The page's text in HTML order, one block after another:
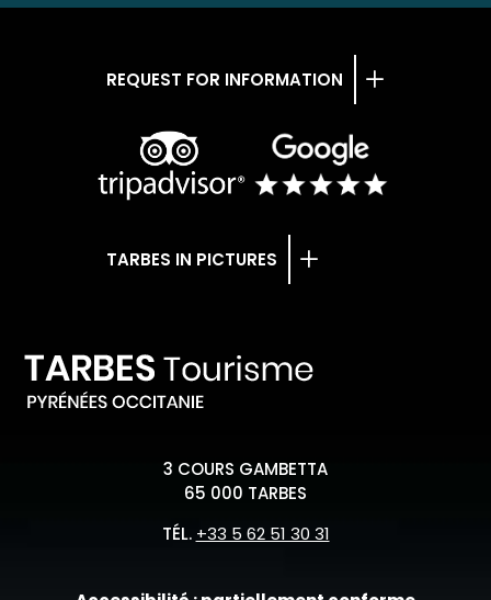
REQUEST FOR INFORMATION
TARBES IN PICTURES
3 COURS GAMBETTA
65 000 TARBES
TÉL. +33 5 62 51 30 31